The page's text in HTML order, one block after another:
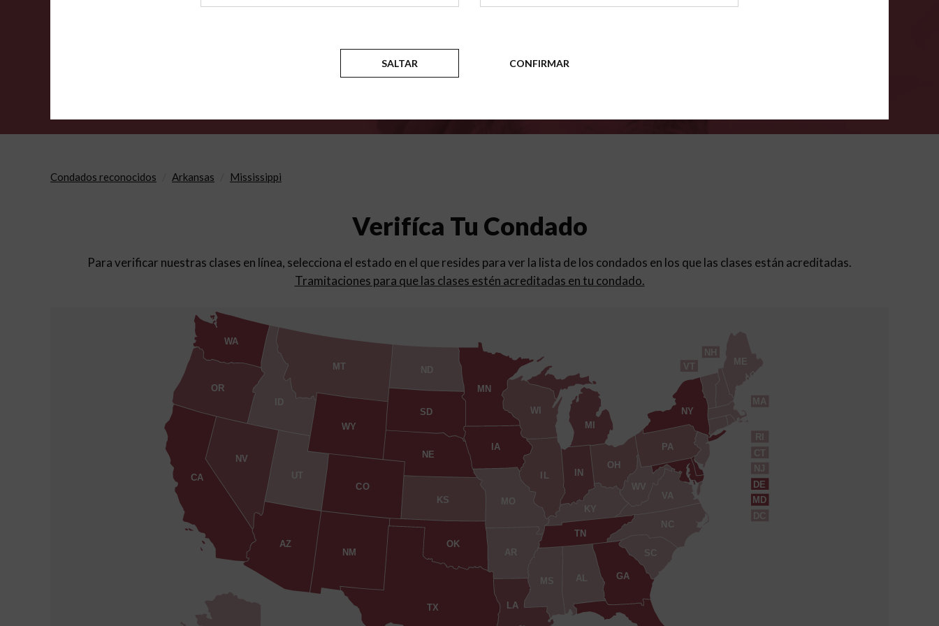
Condados reconocidos Arkansas Mississippi
Verifíca Tu Condado
Para verificar nuestras clases en línea, selecciona el estado en el que resides para ver la lista de los condados en los que las clases están acreditadas.
Tramitaciones para que las clases estén acreditadas en tu condado.
AL
AZ
AR
CA
CO
CT
DE
DC
GA
ID
IN
IA
KS
KY
LA
ME
MD
MA
MI
MN
MS
MO
MT
NE
NV
NH
NJ
NM
NY
NC
ND
OH
OK
OR
PA
RI
SC
SD
TN
TX
UT
VT
VA
WA
WV
WI
WY
SALTAR CONFIRMAR